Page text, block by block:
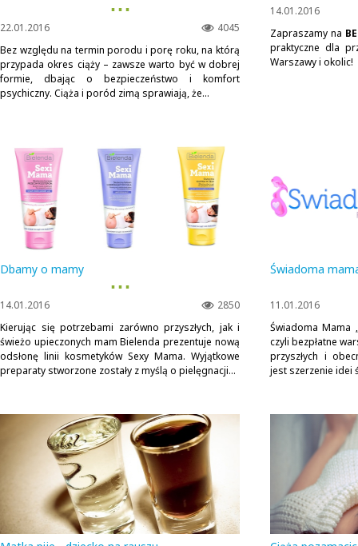
▪ ▪ ▪
4045
22.01.2016
Bez względu na termin porodu i porę roku, na którą
przypada okres ciąży – zawsze warto być w dobrej
formie, dbając o bezpieczeństwo i komfort
psychiczny. Ciąża i poród zimą sprawiają, że...
14.01.2016
Zapraszamy na
praktyczne dla
Warszawy i okolic!
Dbamy o mamy
▪ ▪ ▪
2850
14.01.2016
Kierując się potrzebami zarówno przyszłych, jak i
świeżo upieczonych mam Bielenda prezentuje nową
odsłonę linii kosmetyków Sexy Mama. Wyjątkowe
preparaty stworzone zostały z myślą o pielęgnacji...
Świadoma
11.01.2016
Świadoma Mama
czyli bezpłatne
przyszłych i
jest szerzenie idei